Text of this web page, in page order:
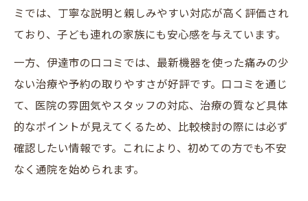
ミでは、丁寧な説明と親しみやすい対応が高く評価され
ており、子ども連れの家族にも安心感を与えています。
一方、伊達市の口コミでは、最新機器を使った痛みの少
ない治療や予約の取りやすさが好評です。口コミを通じ
て、医院の雰囲気やスタッフの対応、治療の質など具体
的なポイントが見えてくるため、比較検討の際には必ず
確認したい情報です。これにより、初めての方でも不安
なく通院を始められます。